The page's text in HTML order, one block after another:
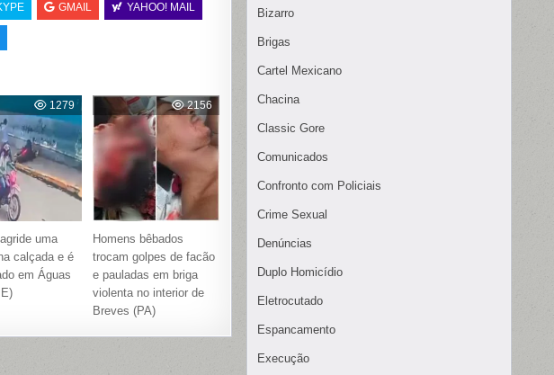
GMAIL YAHOO! MAIL
1279
uma
calçada e é
em Águas
2156
Homens bêbados
trocam golpes de facão
e pauladas em briga
violenta no interior de
Breves (PA)
Bizarro
Brigas
Cartel Mexicano
Chacina
Classic Gore
Comunicados
Confronto com Policiais
Crime Sexual
Denúncias
Duplo Homicídio
Eletrocutado
Espancamento
Execução